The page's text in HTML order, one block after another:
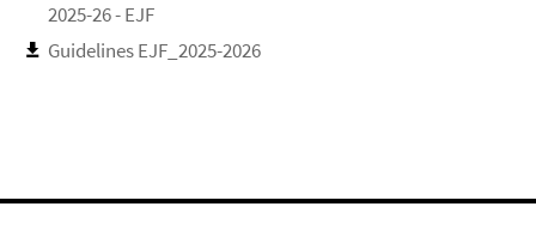
2025-26 - EJF
Guidelines EJF_2025-2026